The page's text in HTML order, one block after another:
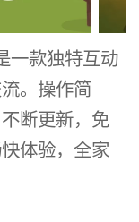
一款独特互动
。操作简
断更新，免
体验，全家